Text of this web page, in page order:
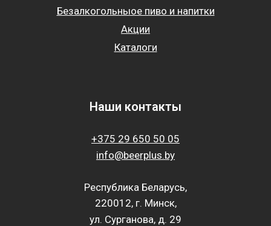
Безалкогольныое пиво и напитки
Акции
Каталоги
Наши контакты
+375 29 650 50 05
info@beerplus.by
Республика Беларусь,
220012, г. Минск,
ул. Сурганова, д. 29